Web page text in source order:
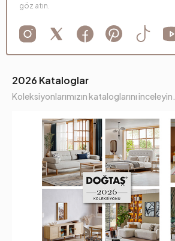
2026 Kataloglar
Koleksiyonlarımızın kataloglarını inceleyin.
göz atın.